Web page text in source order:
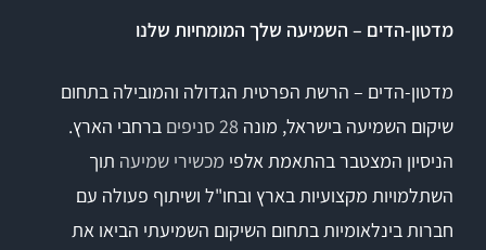
מדטון-הדים – השמיעה שלך המומחיות שלנו
מדטון-הדים – הרשת הפרטית הגדולה והמובילה בתחום
שיקום השמיעה בישראל, מונה 28 סניפים
ברחבי הארץ.
הניסיון המצטבר בהתאמת אלפי מכשירי שמיעה תוך
השתלמויות מקצועיות בארץ ובחו"ל ושיתוף פעולה עם
חברות בינלאומיות בתחום השיקום השמיעתי הביאו את